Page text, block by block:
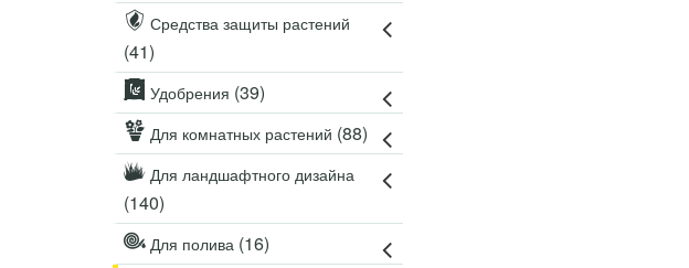
Саженцы декоративные
Для комнатных растений
Для ландшафтного дизайна
Инструменты и инвентарь
Виноделие
Пчеловодство
Средства защиты растений
(41)
Удобрения (39)
Для комнатных растений (88)
Для ландшафтного дизайна
(140)
Для полива (16)